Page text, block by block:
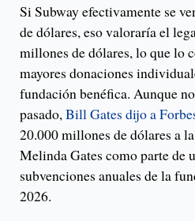
Si Subway efectivamente se
de dólares, eso valoraría el
millones de dólares, lo que lo
mayores donaciones
fundación benéfica. Aunque
pasado, Bill Gates dijo a
20.000 millones de dólares a
Melinda Gates como parte de
subvenciones anuales de la
2026.